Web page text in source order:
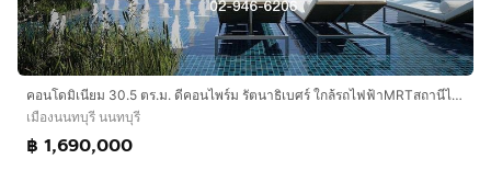
คอนโดมิเนียม 30.5 ตร.ม. ดีคอนไพร์ม รัตนาธิเบศร์ ใกล้รถไฟฟ้าMRTสถานีไทรม้า ถนนรัตนาธิเบศร์ ถนนราชพฤกษ์ เมืองนนทบุรี นนทบุรี
เมืองนนทบุรี นนทบุรี
฿ 1,690,000